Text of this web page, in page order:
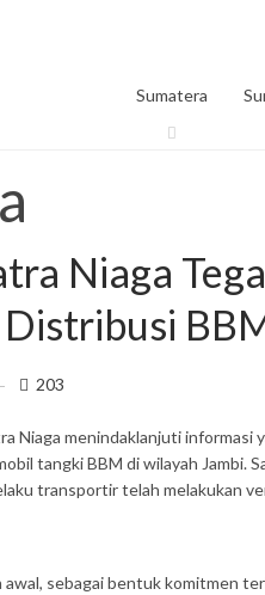
Sumatera
Niaga
203
Niaga menindaklanjuti informasi
tangki BBM di wilayah Jambi.
transportir telah melakukan
awal, sebagai bentuk komitmen